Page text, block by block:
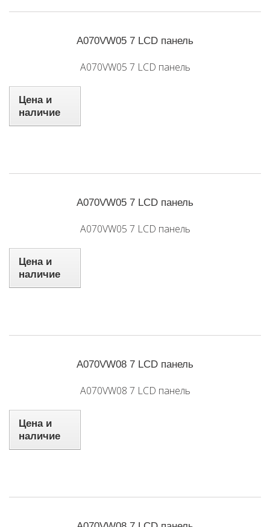
A070VW05 7 LCD панель
A070VW05 7 LCD панель
Цена и
наличие
A070VW05 7 LCD панель
A070VW05 7 LCD панель
Цена и
наличие
A070VW08 7 LCD панель
A070VW08 7 LCD панель
Цена и
наличие